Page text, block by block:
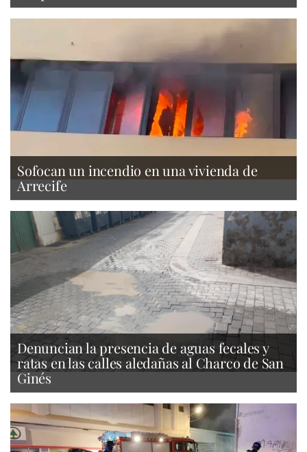
Sofocan un incendio en una vivienda de
Arrecife
Denuncian la presencia de aguas fecales y
ratas en las calles aledañas al Charco de San
Ginés